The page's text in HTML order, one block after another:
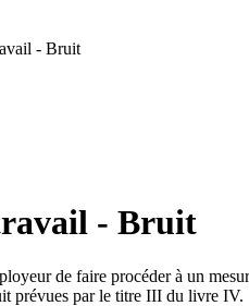
- Bruit
- Bruit
de faire procéder à un
prévues par le titre III du livre IV.